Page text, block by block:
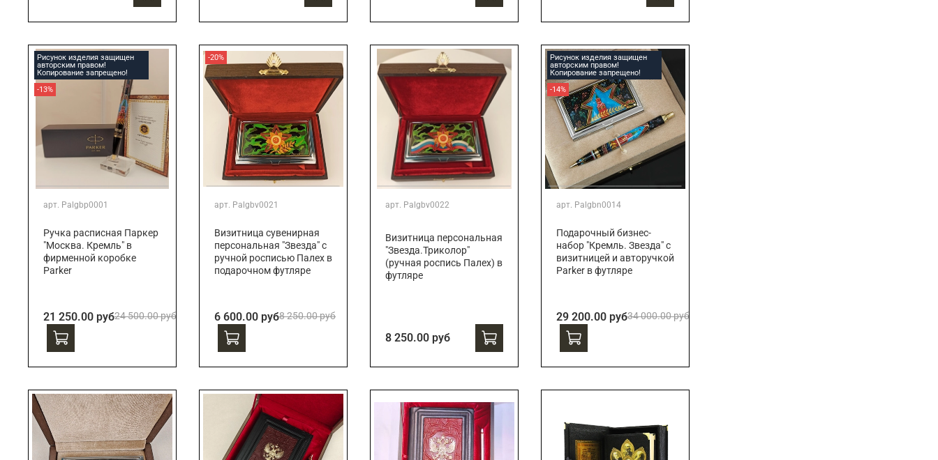
Рисунок изделия защищен
авторским правом!
Копирование запрещено!
-13%
арт. Palgbp0001
Ручка расписная Паркер
"Москва. Кремль" в
фирменной коробке
Parker
21 250.00 руб24 500.00 руб
-20%
арт. Palgbv0021
Визитница сувенирная
персональная "Звезда" с
ручной росписью Палех в
подарочном футляре
6 600.00 руб8 250.00 руб
арт. Palgbv0022
Визитница персональная
"Звезда.Триколор"
(ручная роспись Палех) в
футляре
8 250.00 руб
Рисунок изделия защищен
авторским правом!
Копирование запрещено!
-14%
арт. Palgbn0014
Подарочный бизнес-
набор "Кремль. Звезда" с
визитницей и авторучкой
Parker в футляре
29 200.00 руб34 000.00 руб